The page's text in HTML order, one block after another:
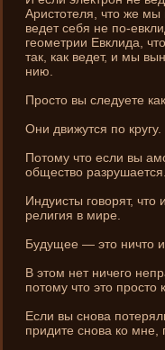
Аристотеля, что же
веде­т себя не по-
геометрии Евклида,
так, как веде­т, и мы
ни­ю.
Просто вы следуете
Они­ движутся по кругу.
Потому что если вы
общество
Индуисты говорят,
религия в мире.
Будущее — это ни­что
В этом нет ни­чего
потому что это просто
Если вы снова
придите снова ко